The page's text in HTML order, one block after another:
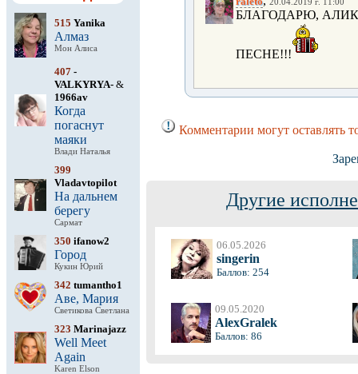
515 Yanika
Алмаз
Мон Алиса
407 -
VALKYRYA- &
1966av
Когда
погаснут
маяки
Влади Наталья
399
Vladavtopilot
На дальнем
берегу
Сармат
350 ifanow2
Город
Кукин Юрий
342 tumantho1
Аве, Мария
Светикова Светлана
323 Marinajazz
Well Meet
Again
Karen Elson
20.04.2019 г. 11:00
БЛАГОДАРЮ,
ПЕСНЕ!!!
Комментарии могут оставлять
Другие
06.05.2026
singerin
Баллов: 254
09.05.2020
AlexGralek
Баллов: 86